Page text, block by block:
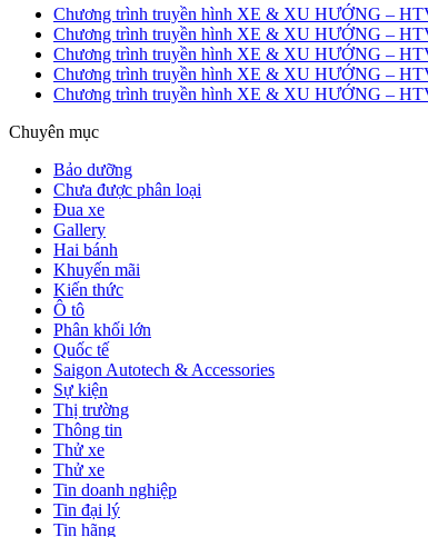
Chương trình truyền hình XE & XU HƯỚNG –
Chương trình truyền hình XE & XU HƯỚNG –
Chương trình truyền hình XE & XU HƯỚNG –
Chương trình truyền hình XE & XU HƯỚNG –
Chương trình truyền hình XE & XU HƯỚNG –
Chuyên mục
Bảo dưỡng
Chưa được phân loại
Đua xe
Gallery
Hai bánh
Khuyến mãi
Kiến thức
Ô tô
Phân khối lớn
Quốc tế
Saigon Autotech & Accessories
Sự kiện
Thị trường
Thông tin
Thử xe
Thử xe
Tin doanh nghiệp
Tin đại lý
Tin hãng